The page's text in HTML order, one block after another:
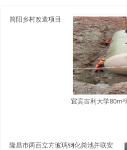
四川玻璃钢化粪池逐渐取代
关于重庆玻璃钢化粪池的这
四川玻璃钢化粪池选购时应
在安装绵阳玻璃钢化粪池时
简阳乡村改造项目
宜宾吉利大学
隆昌市两百立方玻璃钢化粪池并联安